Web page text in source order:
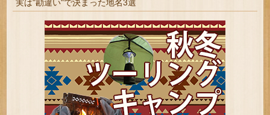
実は"勘違い"で決まった地名3選